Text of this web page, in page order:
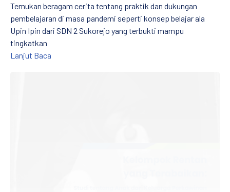
Temukan beragam cerita tentang praktik dan dukungan
pembelajaran di masa pandemi seperti konsep belajar ala
Upin Ipin dari SDN 2 Sukorejo yang terbukti mampu
tingkatkan
Lanjut Baca